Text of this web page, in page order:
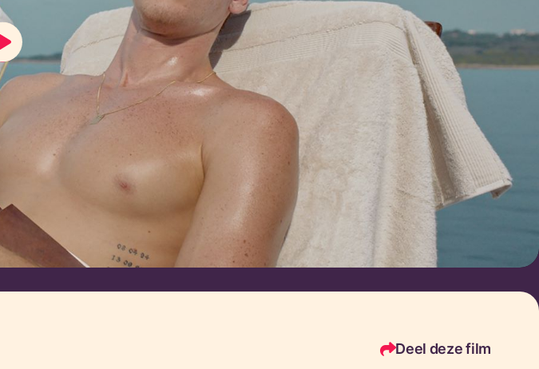
Deel deze film